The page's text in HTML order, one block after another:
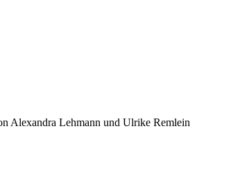
Alexandra Lehmann und Ulrike Remlein